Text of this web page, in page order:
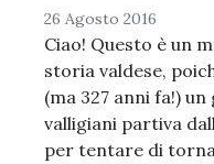
26 Agosto 2016
Ciao! Questo è un
storia valdese,
(ma 327 anni fa!)
valligiani partiva
per tentare di